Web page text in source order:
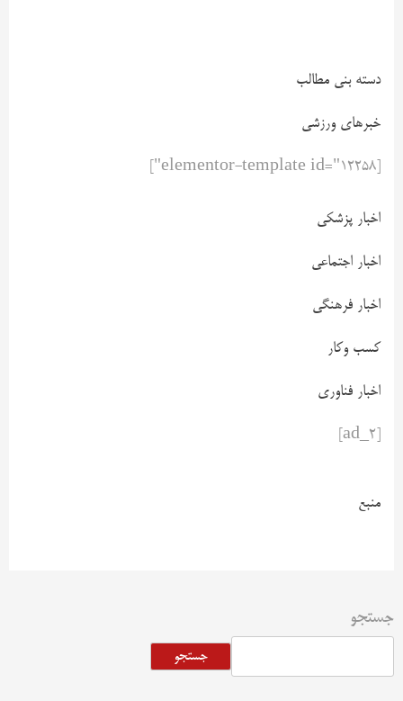
دسته بنی مطالب
خبرهای ورزشی
اخبار پزشکی
اخبار اجتماعی
اخبار فرهنگی
کسب وکار
اخبار فناوری
منبع
جستجو
جستجو